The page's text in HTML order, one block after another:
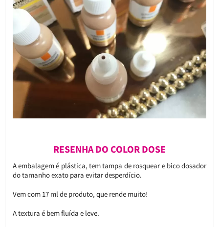
RESENHA DO COLOR DOSE
A embalagem é plástica, tem tampa de rosquear e bico dosador
do tamanho exato para evitar desperdício.
Vem com 17 ml de produto, que rende muito!
A textura é bem fluída e leve.